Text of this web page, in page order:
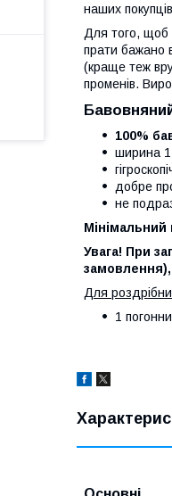
наших
Для того, щоб
прати бажано
(краще теж
променів.
100%
ширина
добре
не
Мінімальний
Увага! При
замовлення),
Для
1